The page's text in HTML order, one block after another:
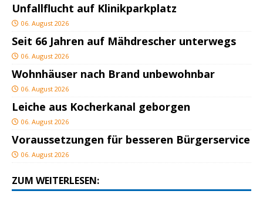
Unfallflucht auf Klinikparkplatz
06. August 2026
Seit 66 Jahren auf Mähdrescher unterwegs
06. August 2026
Wohnhäuser nach Brand unbewohnbar
06. August 2026
Leiche aus Kocherkanal geborgen
06. August 2026
Voraussetzungen für besseren Bürgerservice
06. August 2026
ZUM WEITERLESEN: